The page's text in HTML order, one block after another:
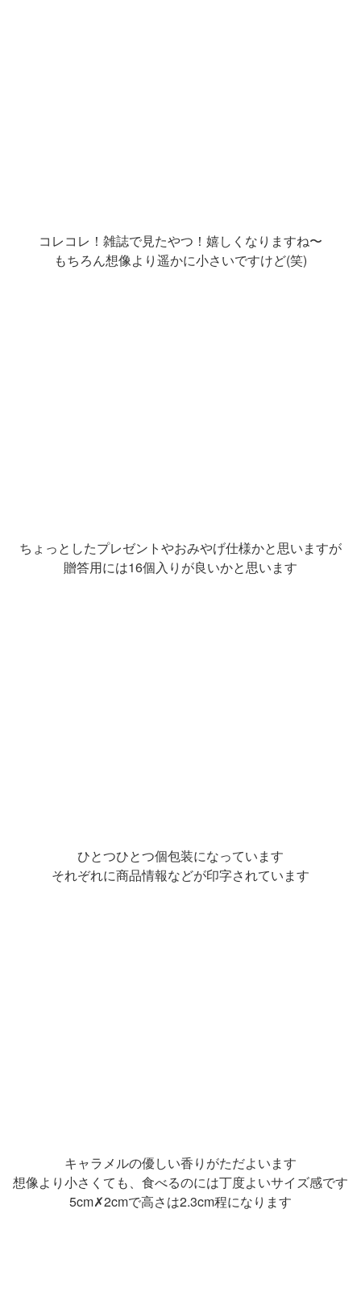
コレコレ！雑誌で見たやつ！嬉しくなりますね〜
もちろん想像より遥かに小さいですけど(笑)
ちょっとしたプレゼントやおみやげ仕様かと思いますが
贈答用には16個入りが良いかと思います
ひとつひとつ個包装になっています
それぞれに商品情報などが印字されています
キャラメルの優しい香りがただよいます
想像より小さくても、食べるのには丁度よいサイズ感です
5cm✗2cmで高さは2.3cm程になります